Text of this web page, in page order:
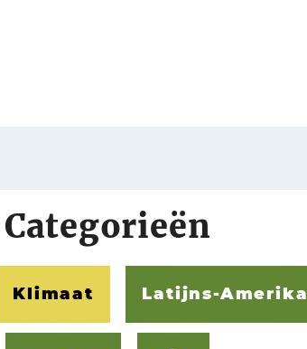
Categorieën
Klimaat Latijns-Amerika